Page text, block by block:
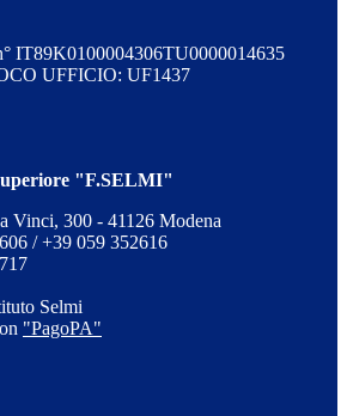
IT89K0100004306TU0000014635
UFFICIO: UF1437
"F.SELMI"
Vinci, 300 - 41126 Modena
/ +39 059 352616
Selmi
"PagoPA"